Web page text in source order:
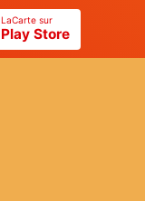
LaCarte sur
Play Store